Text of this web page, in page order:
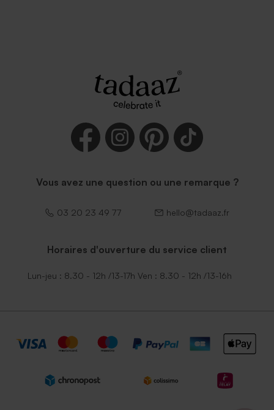
Vous avez une question ou une remarque ?
03 20 23 49 77 hello@tadaaz.fr
Horaires d'ouverture du service client
Lun-jeu : 8.30 - 12h /13-17h Ven : 8.30 - 12h /13-16h